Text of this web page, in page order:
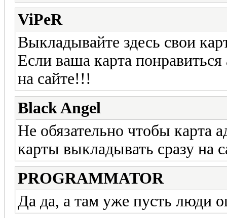
ViPeR
Выкладывайте здесь свои
Если ваша карта
на сайте!!!
Black Angel
Не обязательно чтобы карта
карты выкладывать сразу на
PROGRAMMATOR
Да да, а там уже пусть люди